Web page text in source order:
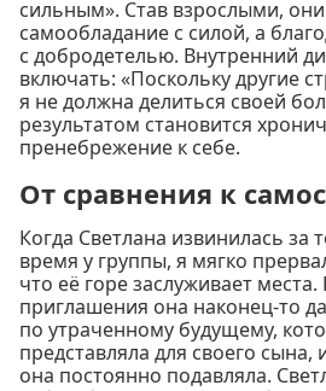
сильным». Став взрослыми, они
самообладание с силой, а
с добродетелью. Внутренний
включать: «Поскольку другие
я не должна делиться своей
результатом становится
пренебрежение к себе.
От сравнения к
Когда Светлана извинилась за
время у группы, я мягко
что её горе заслуживает места.
приглашения она наконец-то
по утраченному будущему,
представляла для своего сына,
она постоянно подавляла.